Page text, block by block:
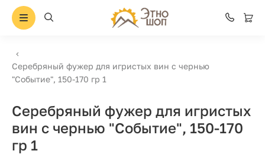
Серебряный фужер для игристых вин с чернью
"Событие", 150-170 гр 1
Серебряный фужер для игристых
вин с чернью "Событие", 150-170
гр 1